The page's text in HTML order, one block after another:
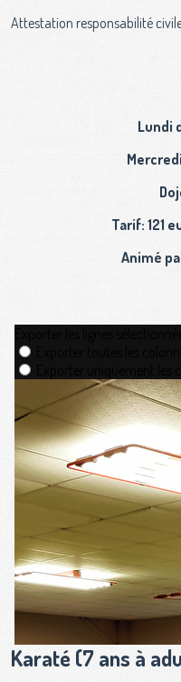
Attestation responsabilité
Lundi
Tarif: 121
Animé
Karaté (7 ans à